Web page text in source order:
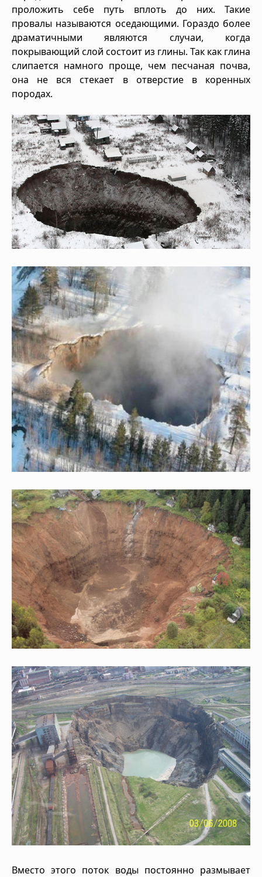
проложить себе путь вплоть до них. Такие
провалы называются оседающими. Гораздо более
драматичными являются случаи, когда
покрывающий слой состоит из глины. Так как глина
слипается намного проще, чем песчаная почва,
она не вся стекает в отверстие в коренных
породах.
Вместо этого поток воды постоянно размывает